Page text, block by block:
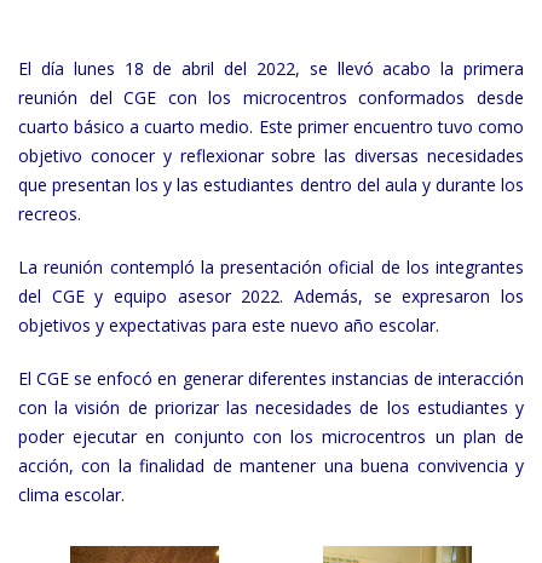
El día lunes 18 de abril del 2022, se llevó acabo la primera
reunión del CGE con los microcentros conformados desde
cuarto básico a cuarto medio. Este primer encuentro tuvo como
objetivo conocer y reflexionar sobre las diversas necesidades
que presentan los y las estudiantes dentro del aula y durante los
recreos.
La reunión contempló la presentación oficial de los integrantes
del CGE y equipo asesor 2022. Además, se expresaron los
objetivos y expectativas para este nuevo año escolar.
El CGE se enfocó en generar diferentes instancias de interacción
con la visión de priorizar las necesidades de los estudiantes y
poder ejecutar en conjunto con los microcentros un plan de
acción, con la finalidad de mantener una buena convivencia y
clima escolar.